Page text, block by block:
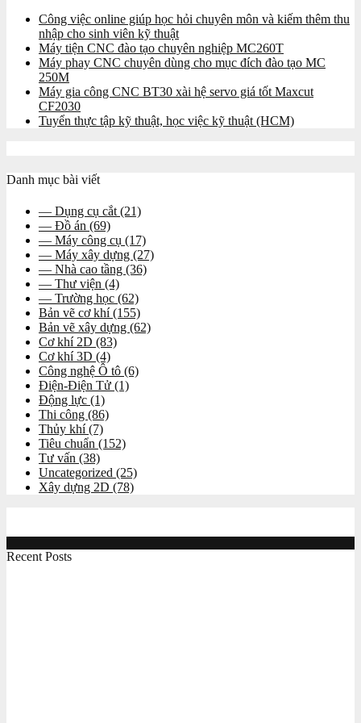
Công việc online giúp học hỏi chuyên môn và kiếm thêm thu
nhập cho sinh viên kỹ thuật
Máy tiện CNC đào tạo chuyên nghiệp MC260T
Máy phay CNC chuyên dùng cho mục đích đào tạo MC
250M
Máy gia công CNC BT30 xài hệ servo giá tốt Maxcut
CF2030
Tuyển thực tập kỹ thuật, học việc kỹ thuật (HCM)
Danh mục bài viết
— Dụng cụ cắt(21)
— Đồ án (69)
— Máy công cụ (17)
— Máy xây dựng (27)
— Nhà cao tầng (36)
— Thư viện (4)
— Trường học (62)
Bản vẽ cơ khí(155)
Bản vẽ xây dựng (62)
Cơ khí 2D (83)
Cơ khí 3D (4)
Công nghệ Ô tô (6)
Điện-Điện Tử (1)
Động lực (1)
Thi công (86)
Thủy khí(7)
Tiêu chuẩn (152)
Tư vấn (38)
Uncategorized (25)
Xây dựng 2D (78)
Recent Posts